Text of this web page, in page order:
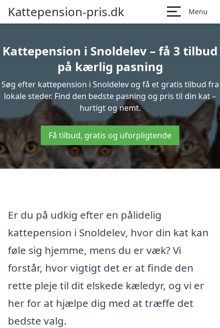
Kattepension-pris.dk Menu
Kattepension i Snoldelev – få 3 tilbud
på kærlig pasning
Søg efter kattepension i Snoldelev og få et gratis tilbud fra
lokale steder. Find den bedste pasning og pris til din kat –
hurtigt og nemt.
Få tilbud, gratis og uforpligtende
Er du på udkig efter en pålidelig
kattepension i Snoldelev, hvor din kat kan
føle sig hjemme, mens du er væk? Vi
forstår, hvor vigtigt det er at finde den
rette pleje til dit elskede kæledyr, og vi er
her for at hjælpe dig med at træffe det
bedste valg.